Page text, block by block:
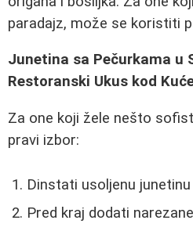
paradajz, može se koristiti
Junetina sa Pečurkama u
Restoranski Ukus kod
Za one koji žele nešto
pravi izbor:
Dinstati usoljenu
Pred kraj dodati